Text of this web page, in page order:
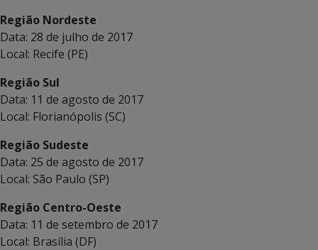
Região Nordeste
Data: 28 de julho de 2017
Local: Recife (PE)
Região Sul
Data: 11 de agosto de 2017
Local: Florianópolis (SC)
Região Sudeste
Data: 25 de agosto de 2017
Local: São Paulo (SP)
Região Centro-Oeste
Data: 11 de setembro de 2017
Local: Brasília (DF)